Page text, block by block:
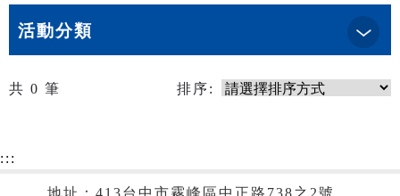
活動分類
共 0 筆 排序:
:::
地址：413台中市霧峰區中正路738之2號